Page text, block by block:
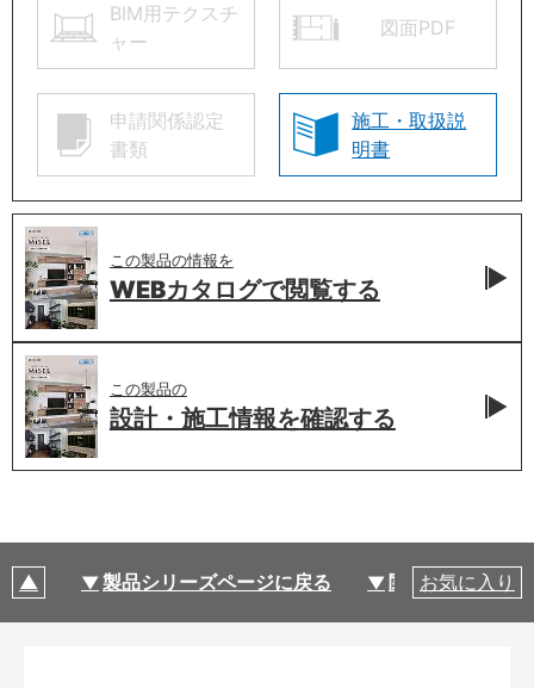
BIM用テクスチ
ャー
図面PDF
申請関係認定
書類
施工・取扱説
明書
この製品の情報を
WEBカタログで閲覧する
この製品の
設計・施工情報を確認する
製品シリーズページに戻る 関連部材・関連
お気に入り